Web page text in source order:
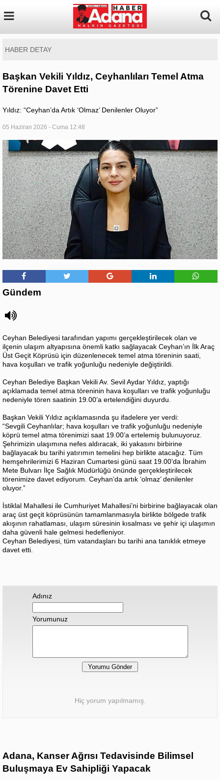
HABER DETAY
Başkan Vekili Yıldız, Ceyhanlıları Temel Atma
Törenine Davet Etti
Yıldız: “Ceyhan’da Artık ‘Olmaz’ Denilenler Oluyor”
05 Haziran 2026 - Cuma 12:48
Gündem
Ceyhan Belediyesi tarafından yapımı gerçekleştirilecek olan ve
ilçenin ulaşım altyapısına önemli katkı sağlayacak Ceyhan’ın İlk Araç
Üst Geçit Köprüsü için düzenlenecek temel atma töreninin saati,
hava koşulları ve trafik yoğunluğu nedeniyle değiştirildi.
Ceyhan Belediye Başkan Vekili Av. Sevil Aydar Yıldız, yaptığı
açıklamada temel atma töreninin hava koşulları ve trafik yoğunluğu
nedeniyle tören saatinin 19.00’a ertelendiğini duyurdu.
Başkan Vekili Yıldız açıklamasında şu ifadelere yer verdi:
“Sevgili Ceyhanlılar; hava koşulları ve trafik yoğunluğu nedeniyle
köprü temel atma törenimizi saat 19.00’a ertelemiş bulunuyoruz.
Şehrimizin ulaşımına nefes aldıracak, iki yakasını birbirine
bağlayacak bu tarihi yatırımın temelini hep birlikte atacağız. Tüm
hemşehrilerimizi 6 Haziran Cumartesi günü saat 19.00’da İbrahim
Mete Bulvarı İlçe Sağlık Müdürlüğü önünde gerçekleştirilecek
törenimize davet ediyorum. Ceyhan’da artık ‘olmaz’ denilenler
oluyor.”
İstiklal Mahallesi ile Cumhuriyet Mahallesi’ni birbirine bağlayacak olan
araç üst geçit köprüsünün tamamlanmasıyla birlikte bölgede trafik
akışının rahatlaması, ulaşım süresinin kısalması ve şehir içi ulaşımın
daha güvenli hale gelmesi hedefleniyor.
Ceyhan Belediyesi, tüm vatandaşları bu tarihi ana tanıklık etmeye
davet etti.
Adınız
Yorumunuz
Hiç yorum yapılmamış.
Adana, Kanser Ağrısı Tedavisinde Bilimsel
Buluşmaya Ev Sahipliği Yapacak